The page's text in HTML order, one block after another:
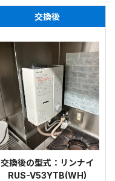
交換後
交換後の型式：リンナイ
RUS-V53YTB(WH)